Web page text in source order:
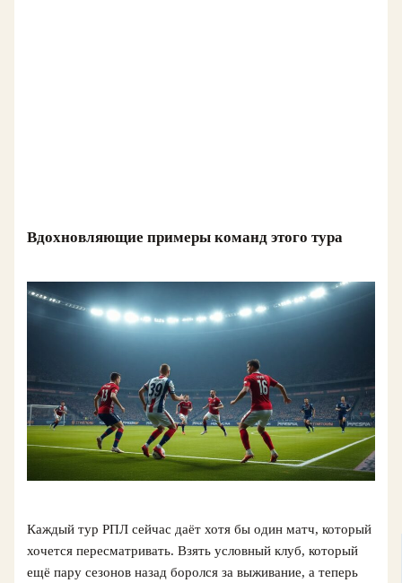
Вдохновляющие примеры команд этого тура
Каждый тур РПЛ сейчас даёт хотя бы один матч, который
хочется пересматривать. Взять условный клуб, который
ещё пару сезонов назад боролся за выживание, а теперь